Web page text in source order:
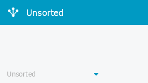
Unsorted